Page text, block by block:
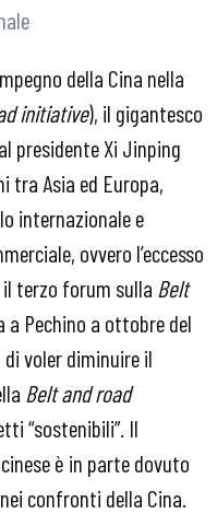
della Cina nella
initiative), il gigantesco
presidente Xi Jinping
tra Asia ed Europa,
internazionale e
ovvero l’eccesso
terzo forum sulla Belt
a Pechino a ottobre del
voler diminuire il
Belt and road
“sostenibili”. Il
è in parte dovuto
nei confronti della Cina.